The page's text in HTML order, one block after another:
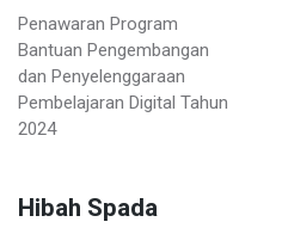
Penawaran Program
Bantuan Pengembangan
dan Penyelenggaraan
Pembelajaran Digital Tahun
2024
Hibah Spada